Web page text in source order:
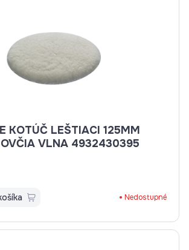
KOTÚČ LEŠTIACI 125MM
OVČIA VLNA 4932430395
Nedostupné